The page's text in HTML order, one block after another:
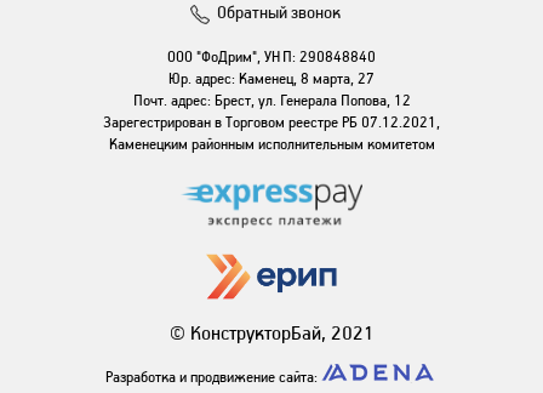
Обратный звонок
ООО "ФоДрим", УНП: 290848840
Юр. адрес: Каменец, 8 марта, 27
Почт. адрес: Брест, ул. Генерала Попова, 12
Зарегестрирован в Торговом реестре РБ 07.12.2021,
Каменецким районным исполнительным комитетом
© КонструкторБай, 2021
Разработка и продвижение сайта: